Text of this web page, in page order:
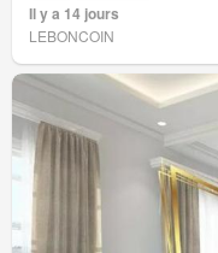
Il y a 14 jours
LEBONCOIN